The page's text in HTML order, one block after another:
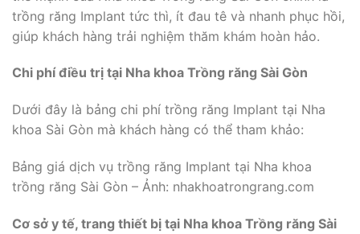
trồng răng Implant tức thì, ít đau tê và nhanh phục hồi,
giúp khách hàng trải nghiệm thăm khám hoàn hảo.
Chi phí điều trị tại Nha khoa Trồng răng Sài Gòn
Dưới đây là bảng chi phí trồng răng Implant tại Nha
khoa Sài Gòn mà khách hàng có thể tham khảo:
Bảng giá dịch vụ trồng răng Implant tại Nha khoa
trồng răng Sài Gòn – Ảnh: nhakhoatrongrang.com
Cơ sở y tế, trang thiết bị tại Nha khoa Trồng răng Sài